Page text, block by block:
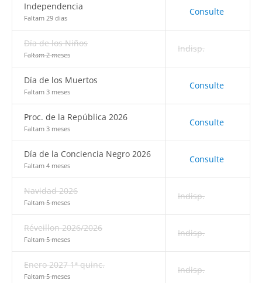
Independencia
Faltam 29 dias
Consulte
Día de los Niños
Faltam 2 meses
Indisp.
Día de los Muertos
Faltam 3 meses
Consulte
Proc. de la República 2026
Faltam 3 meses
Consulte
Día de la Conciencia Negro 2026
Faltam 4 meses
Consulte
Navidad 2026
Faltam 5 meses
Indisp.
Réveillon 2026/2026
Faltam 5 meses
Indisp.
Enero 2027 1ª quinc.
Faltam 5 meses
Indisp.